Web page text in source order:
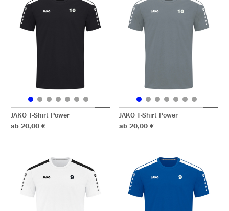
JAKO T-Shirt Power
ab 20,00 €
JAKO T-Shirt Power
ab 20,00 €